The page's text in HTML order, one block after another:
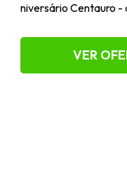
niversário Centauro -
VER